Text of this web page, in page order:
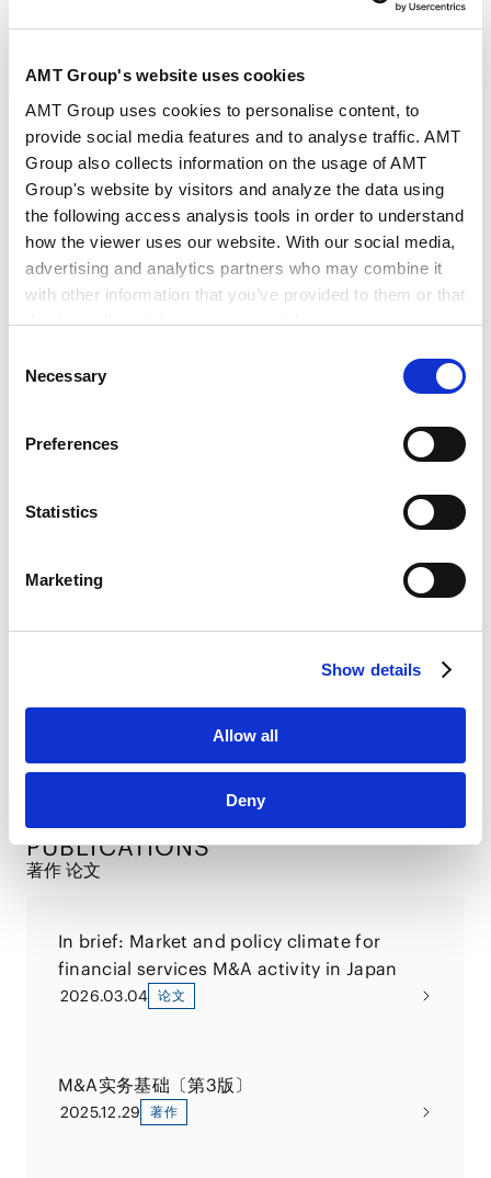
AMT Group's website uses cookies
AMT Group uses cookies to personalise content, to
provide social media features and to analyse traffic. AMT
Group also collects information on the usage of AMT
Group's website by visitors and analyze the data using
the following access analysis tools in order to understand
how the viewer uses our website. With our social media,
advertising and analytics partners who may combine it
with other information that you’ve provided to them or that
they’ve collected from your use of their services.
Google Analytics, Google Search Console
Marketo
link]
HubSpot
Selection
Necessary
Preferences
Statistics
Marketing
Show details
Allow all
Deny
贸易
RELATED INSIGHTS
法务视野
研讨会
陈述与保证保险基础和股权转让合同实务
2024.10.25
股东协议的主要条款与注意事项（全4回）
VIEW ALL
PUBLICATIONS
著作 论文
In brief: Market and policy climate for
financial services M&A activity in Japan
2026.03.04 论文
M&A实务基础〔第3版〕
2025.12.29 著作